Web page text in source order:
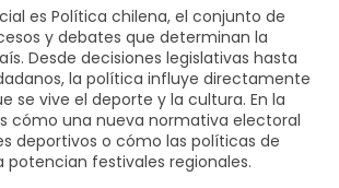
es Política chilena, el conjunto de
y debates que determinan la
. Desde decisiones legislativas hasta
la política influye directamente
se vive el deporte y la cultura. En la
cómo una nueva normativa electoral
deportivos o cómo las políticas de
potencian festivales regionales.